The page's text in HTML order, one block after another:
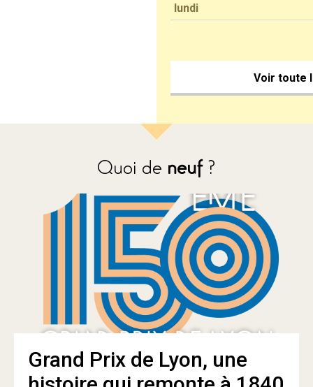
lundi
Voir toute
Quoi de neuf?
Grand Prix de Lyon, une